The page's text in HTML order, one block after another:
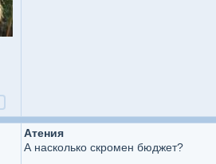
Атения
А насколько скромен бюджет?